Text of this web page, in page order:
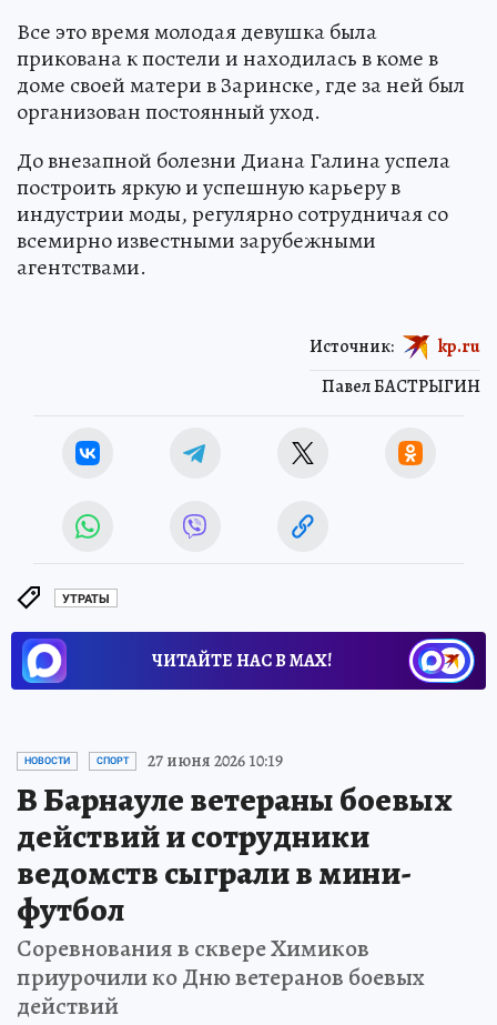
Все это время молодая девушка была
прикована к постели и находилась в коме в
доме своей матери в Заринске, где за ней был
организован постоянный уход.
До внезапной болезни Диана Галина успела
построить яркую и успешную карьеру в
индустрии моды, регулярно сотрудничая со
всемирно известными зарубежными
агентствами.
Павел БАСТРЫГИН
Источник: kp.ru
УТРАТЫ
ЧИТАЙТЕ НАС В МАХ!
НОВОСТИ СПОРТ 27 июня 2026 10:19
В Барнауле ветераны боевых
действий и сотрудники
ведомств сыграли в мини-
футбол
Соревнования в сквере Химиков
приурочили ко Дню ветеранов боевых
действий